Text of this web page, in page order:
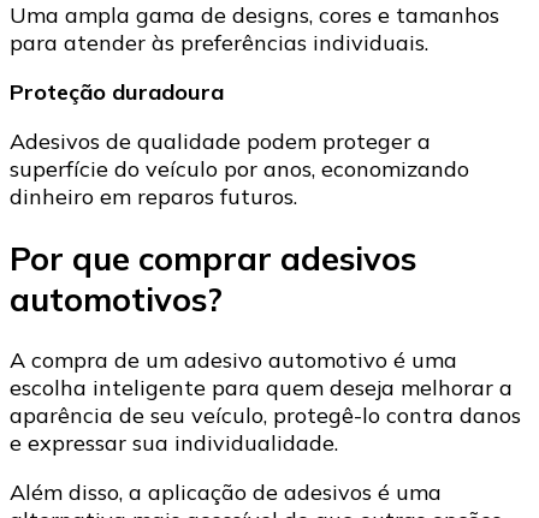
Uma ampla gama de designs, cores e tamanhos
para atender às preferências individuais.
Proteção duradoura
Adesivos de qualidade podem proteger a
superfície do veículo por anos, economizando
dinheiro em reparos futuros.
Por que comprar adesivos
automotivos?
A compra de um adesivo automotivo é uma
escolha inteligente para quem deseja melhorar a
aparência de seu veículo, protegê-lo contra danos
e expressar sua individualidade.
Além disso, a aplicação de adesivos é uma